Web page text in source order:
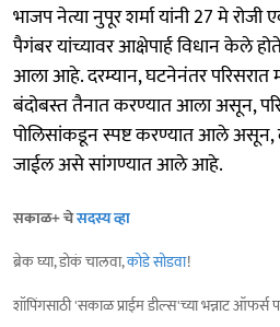
भाजप नेत्या नुपूर शर्मा यांनी 27 मे रोजी
पैगंबर यांच्यावर आक्षेपार्ह विधान केले
आला आहे. दरम्यान, घटनेनंतर परिसरात
बंदोबस्त तैनात करण्यात आला असून,
पोलिसांकडून स्पष्ट करण्यात आले असून,
जाईल असे सांगण्यात आले आहे.
सकाळ+ चेसदस्य व्हा
ब्रेक घ्या, डोकं चालवा,कोडे सोडवा!
शॉपिंगसाठी 'सकाळ प्राईम डील्स'च्या भन्नाट ऑफर्स